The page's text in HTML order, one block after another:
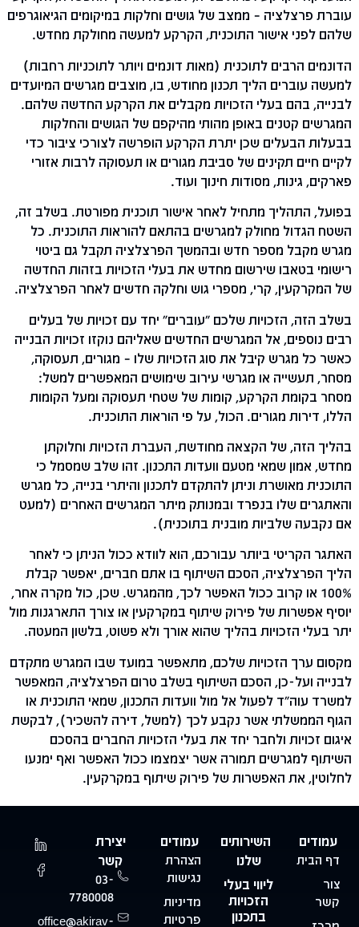
עוברת פרצלציה – ממצב של גושים וחלקות במיקומים הגיאוגרפים
שלהם לפני אישור התוכנית, הקרקע למעשה מחולקת מחדש.
הדונמים הרבים לתוכנית (מאות דונמים ויותר לתוכניות רחבות)
למעשה עוברים הליך תכנון מחודש, בו, מוצבים מגרשים המיועדים
לבנייה, בהם בעלי הזכויות מקבלים את הקרקע החדשה שלהם.
המגרשים קטנים באופן מהותי מהיקפם של הגושים והחלקות
בבעלות הבעלים שכן יתרת הקרקע הופרשה לצורכי ציבור כדי
לקיים חיים תקינים של סביבת מגורים או תעסוקה לרבות אזורי
פארקים, גינות, מסודות חינוך ועוד.
בפועל, התהליך מתחיל לאחר אישור תוכנית מפורטת. בשלב זה,
השטח הגדול מחולק למגרשים בהתאם להוראות התוכנית. כל
מגרש מקבל מספר חדש ובהמשך הפרצלציה תקבל גם ביטוי
רישומי בטאבו שירשום מחדש את בעלי הזכויות בזהות החדשה
של המקרקעין, קרי, מספרי גוש וחלקה חדשים לאחר הפרצלציה.
בשלב הזה, הזכויות שלכם "עוברים" יחד עם זכויות של בעלים
רבים נוספים, אל המגרשים החדשים שאליהם נוקזו זכויות הבנייה
כאשר כל מגרש קיבל את סוג הזכויות שלו – מגורים, תעסוקה,
מסחר, תעשייה או מגרשי עירוב שימושים המאפשרים למשל:
מסחר בקומת הקרקע, קומות של שטחי תעסוקה ומעל הקומות
הללו, דירות מגורים. הכול, על פי הוראות התוכנית.
בהליך הזה, של הקצאה מחודשת, העברת הזכויות וחלוקתן
מחדש, אמון שמאי מטעם וועדות התכנון. זהו שלב שמסמל כי
התוכנית מאושרת וניתן להתקדם לתכנון והיתרי בנייה, כל מגרש
והאתגרים שלו בנפרד ובמנותק מיתר המגרשים האחרים (למעט
אם נקבעה שלביות מובנית בתוכנית).
האתגר הקריטי ביותר עבורכם, הוא לוודא ככול הניתן כי לאחר
הליך הפרצלציה, הסכם השיתוף בו אתם חברים, יאפשר קבלת
100% או קרוב ככול האפשר לכך, מהמגרש. שכן, כול מקרה אחר,
יוסיף אפשרות של פירוק שיתוף במקרקעין או צורך התארגנות מול
יתר בעלי הזכויות בהליך שהוא אורך ולא פשוט, בלשון המעטה.
מקסום ערך הזכויות שלכם, מתאפשר במועד שבו המגרש מתקדם
לבנייה ועל-כן, הסכם השיתוף בשלב טרום הפרצלציה, המאפשר
למשרד עוה"ד לפעול אל מול וועדות התכנון, שמאי התוכנית או
הגוף הממשלתי אשר נקבע לכך (למשל, דירה להשכיר), לבקשת
איגום זכויות ולחבר יחד את בעלי הזכויות החברים בהסכם
השיתוף למגרשים תמורה אשר יצמצמו ככול האפשר ואף ימנעו
לחלוטין, את האפשרות של פירוק שיתוף במקרקעין.
עמודים
דף הבית
צור
קשר
השירותים
שלנו
ליווי בעלי
הזכויות
בתכנון
עמודים
הצהרת
נגישות
מדיניות
פרטיות
יצירת
קשר
03-
7780008
office@akirav-